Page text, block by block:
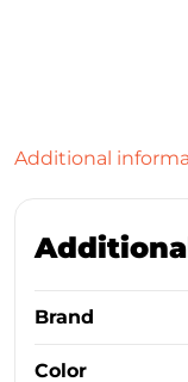
Additional
Brand
Color